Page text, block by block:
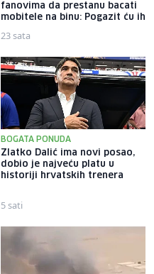
fanovima da prestanu bacati
mobitele na binu: Pogazit ću ih
23 sata
BOGATA PONUDA
Zlatko Dalić ima novi posao,
dobio je najveću platu u
historiji hrvatskih trenera
5 sati